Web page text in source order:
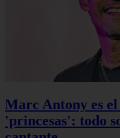
Marc Antony es
'princesas': todo